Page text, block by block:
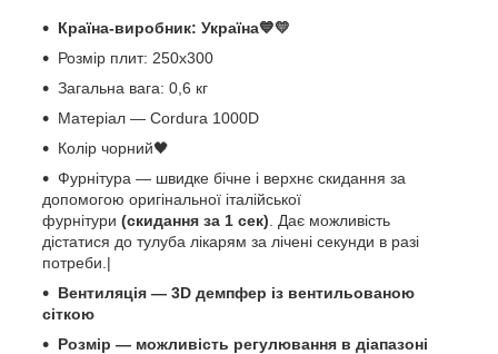
Країна-виробник: Україна💙💛
Розмір плит: 250х300
Загальна вага: 0,6 кг
Матеріал — Cordura 1000D
Колір чорний🖤
Фурнітура — швидке бічне і верхнє скидання за
допомогою оригінальної італійської
фурнітури (скидання за 1 сек) . Дає можливість
дістатися до тулуба лікарям за лічені секунди в разі
потреби.|
Вентиляція — 3D демпфер із вентильованою
сіткою
Розмір — можливість регулювання в діапазоні